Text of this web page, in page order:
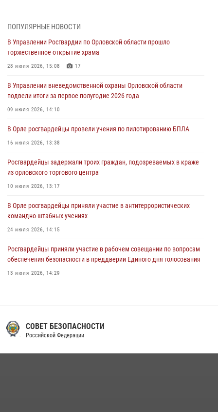
первое полугодие
05 августа 2026, 13:12
совершении противоправных действий
04 августа 2026, 14:21
04 августа 2026, 14:06
предоставлении госуслуг
03 августа 2026, 14:30
ПОПУЛЯРНЫЕ НОВОСТИ
В Управлении Росгвардии по Орловской области прошло
торжественное открытие храма
28 июля 2026, 15:08 17
В Управлении вневедомственной охраны Орловской области
подвели итоги за первое полугодие 2026 года
09 июля 2026, 14:10
В Орле росгвардейцы провели учения по пилотированию БПЛА
16 июля 2026, 13:38
Росгвардейцы задержали троих граждан, подозреваемых в краже
из орловского торгового центра
10 июля 2026, 13:17
В Орле росгвардейцы приняли участие в антитеррористических
командно-штабных учениях
24 июля 2026, 14:15
Росгвардейцы приняли участие в рабочем совещании по вопросам
обеспечения безопасности в преддверии Единого дня голосования
13 июля 2026, 14:29
16 июля 2026, 13:34
Сотрудники Росгвардии пресекли дебош в орловском кафе
30 июля 2026, 14:27
СОВЕТ БЕЗОПАСНОСТИ
Российской Федерации